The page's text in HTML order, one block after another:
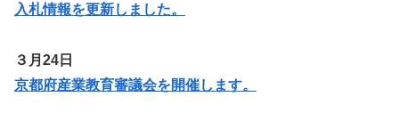
入札情報を更新しました。
３月24日
京都府産業教育審議会を開催します。